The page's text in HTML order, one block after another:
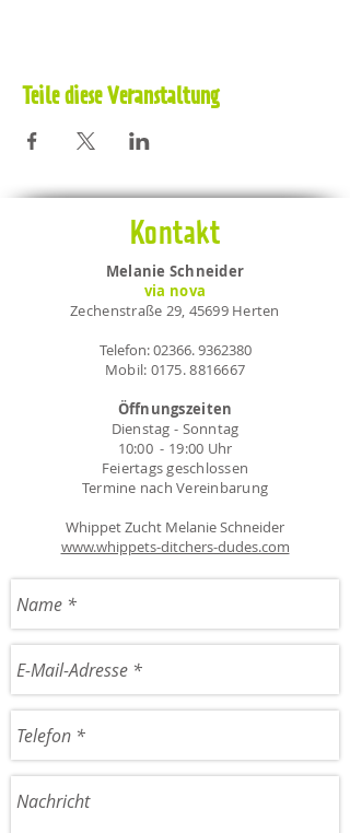
Teile diese Veranstaltung
Kontakt
Melanie Schneider
via nova
Zechenstraße 29, 45699 Herten
Telefon:02366. 9362380
Mobil: 0175. 8816667
Öffnungszeiten
Dienstag - Sonntag
10:00 - 19:00 Uhr
Feiertags geschlossen
Termine nach Vereinbarung
Whippet Zucht Melanie Schneider
www.whippets-ditchers-dudes.com